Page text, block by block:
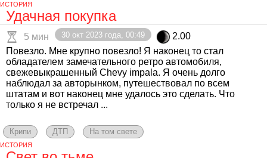
ИСТОРИЯ
Удачная покупка
5 мин 30 окт 2023 года, 00:49
2.00
Повезло. Мне крупно повезло! Я наконец то стал
обладателем замечательного ретро автомобиля,
свежевыкрашенный Chevy impala. Я очень долго
наблюдал за авторынком, путешествовал по всем
штатам и вот наконец мне удалось это сделать. Что
только я не встречал ...
Крипи ДТП На том свете
ИСТОРИЯ